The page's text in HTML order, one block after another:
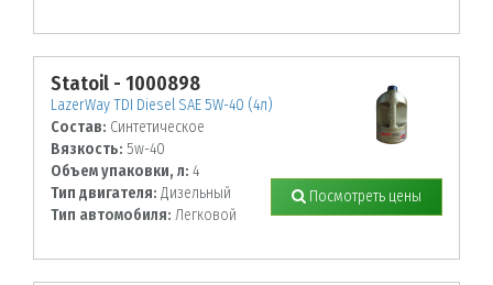
Statoil - 1000898
LazerWay TDI Diesel SAE 5W-40 (4л)
Состав: Синтетическое
Вязкость: 5w-40
Объем упаковки, л: 4
Тип двигателя: Дизельный
Тип автомобиля: Легковой
Посмотреть цены